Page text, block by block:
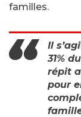
familles.
Il
31%
répit
pour